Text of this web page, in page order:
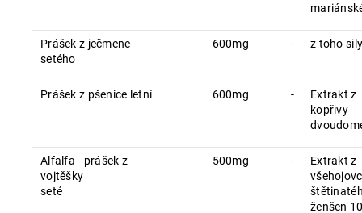
Prášek z ječmene
setého
600mg - z toho
Prášek z pšenice letní 600mg -
Extrakt z
kopřivy
Alfalfa - prášek z
vojtěšky
seté
500mg -
Extrakt z
ženšen